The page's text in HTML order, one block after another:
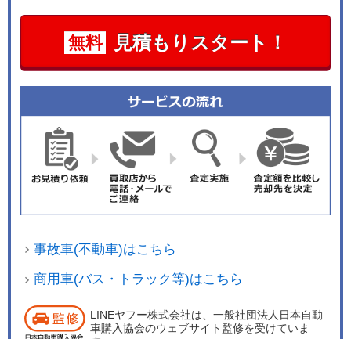
荷室容量は先代の330Lからクラストップレベルの
391Lに拡大。 メーターパネルは従来のアナログ
式から7インチデジタルディスプレイに一新。エ
示し、「ルノーマルチセンス」と連動してエンジ
ンの出力特性や7速AT（7EDC）の自動変速特
性、電動パワーステアリングのアシスト力といっ
た運転モードや照明のカスタマイズが行える。ま
た、センターに装着される7インチマルチメディ
アイージーリンクはスマートフォンをUSBポート
Auto」を介して、タッチスクリーン上でスマート
フォンのアプリが利用できる。センターコンソー
ンス、インテンステックパック）。シフトレバー
無料 見積もりスタート！
事故車(不動車)はこちら
商用車(バス・トラック等)はこちら
LINEヤフー株式会社は、一般社団法人日本自動
車購入協会のウェブサイト監修を受けていま